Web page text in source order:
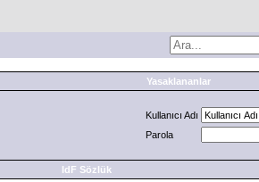
Yasaklananlar
Kullanıcı Adı
Parola
IdF Sözlük